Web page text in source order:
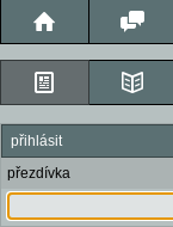
přihlásit
přezdívka